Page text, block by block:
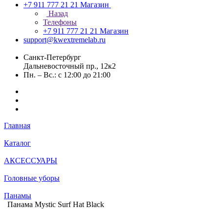
+7 911 777 21 21 Магазин
Назад
Телефоны
+7 911 777 21 21 Магазин
support@kwextremelab.ru
Санкт-Петербург
Дальневосточный пр., 12к2
Пн. – Вс.: с 12:00 до 21:00
Главная
Каталог
АКСЕССУАРЫ
Головные уборы
Панамы
Панама Mystic Surf Hat Black